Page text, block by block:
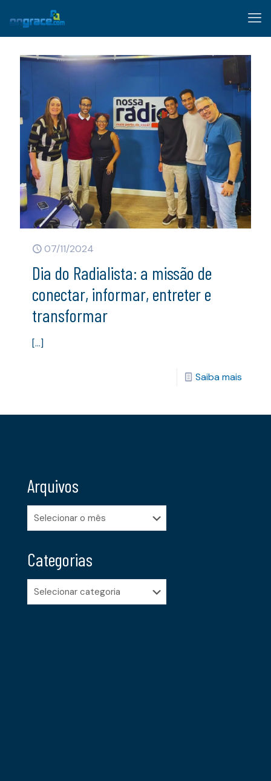
07/11/2024
Dia do Radialista: a missão de
conectar, informar, entreter e
transformar
[…]
Saiba mais
Arquivos
Arquivos
Categorias
Categorias